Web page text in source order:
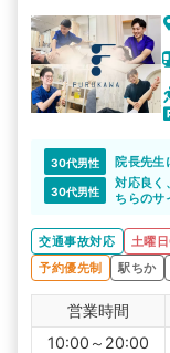
30代男性 院長先生
30代男性
対応良く
ちらのサ
交通事故対応 土曜
予約優先制
駅ちか
営業時間
10:00～20:00